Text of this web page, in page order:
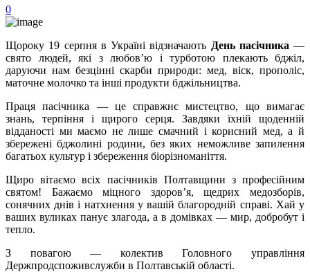
0
Щороку 19 серпня в Україні відзначають День пасічника —
свято людей, які з любов’ю і турботою плекають бджіл,
даруючи нам безцінні скарби природи: мед, віск, прополіс,
маточне молочко та інші продукти бджільництва.
Праця пасічника — це справжнє мистецтво, що вимагає
знань, терпіння і щирого серця. Завдяки їхній щоденній
відданості ми маємо не лише смачний і корисний мед, а й
збережені бджолині родини, без яких неможливе запилення
багатьох культур і збереження біорізноманіття.
Щиро вітаємо всіх пасічників Полтавщини з професійним
святом! Бажаємо міцного здоров’я, щедрих медозборів,
сонячних днів і натхнення у вашій благородній справі. Хай у
ваших вуликах панує злагода, а в домівках — мир, добробут і
тепло.
З повагою — колектив Головного управління
Держпродспоживслужби в Полтавській області.